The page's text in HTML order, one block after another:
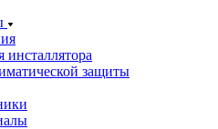
инсталлятора
защиты